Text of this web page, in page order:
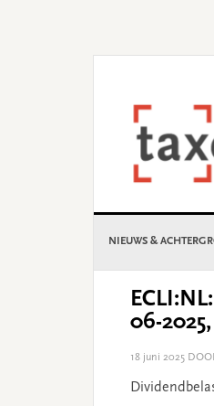
NIEUWS &
06-
18 juni 2025